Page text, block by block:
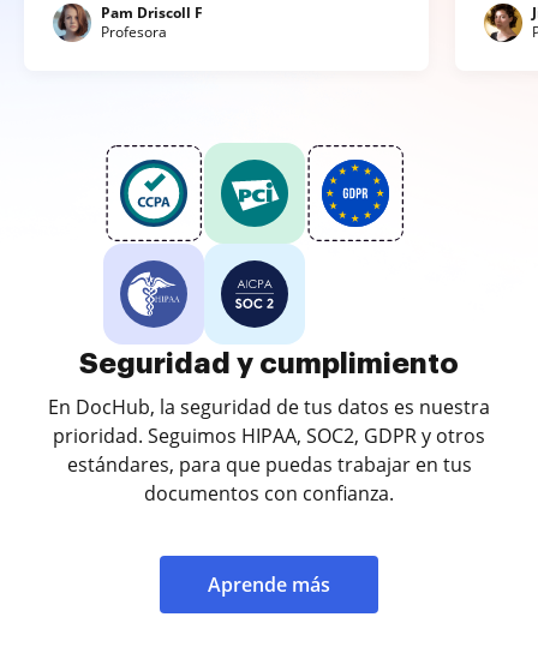
Pam Driscoll F
Profesora
Seguridad y cumplimiento
En DocHub, la seguridad de tus datos es nuestra
prioridad. Seguimos HIPAA, SOC2, GDPR y otros
estándares, para que puedas trabajar en tus
documentos con confianza.
Aprende más